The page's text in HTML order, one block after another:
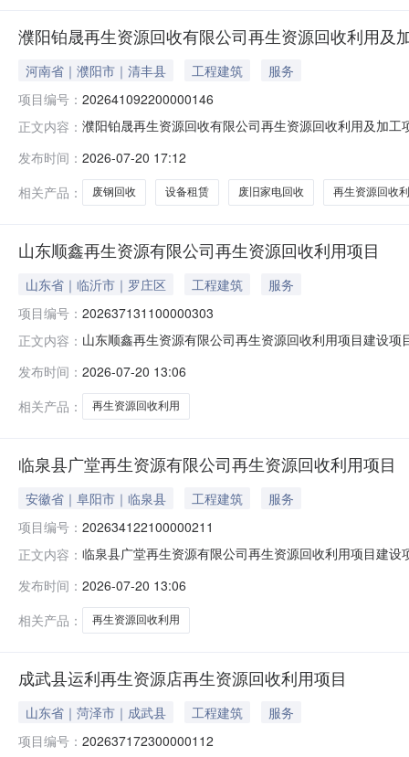
濮阳铂晟再生资源回收有限公司再生资源回收利用及
河南省｜濮阳市｜清丰县 工程建筑
服务
项目编号： 202641092200000146
正文内容： 濮阳铂晟再生资源回收有限公司再生资源回收利用及加
投资(万元)200环保投资(万元)5拟投入生产运营日期
属
发布时间： 2026-07-20 17:12
相关产品：
废钢回收 设备租赁 废旧家电回收 再生资源回收
山东顺鑫再生资源有限公司再生资源回收利用项目
山东省｜临沂市｜罗庄区 工程建筑
服务
项目编号： 202637131100000303
正文内容： 山东顺鑫再生资源有限公司再生资源回收利用项目建设
投入生产运营日期2026-07-20建设性质新建备案依据该
发布时间： 2026-07-20 13:06
相关产品：
再生资源回收利用
临泉县广堂再生资源有限公司再生资源回收利用项目
安徽省｜阜阳市｜临泉县 工程建筑
服务
项目编号： 202634122100000211
正文内容： 临泉县广堂再生资源有限公司再生资源回收利用项目建
拟投入生产运营日期2026-07-20建设性质新建备案依据
发布时间： 2026-07-20 13:06
相关产品：
再生资源回收利用
成武县运利再生资源店再生资源回收利用项目
山东省｜菏泽市｜成武县 工程建筑
服务
项目编号： 202637172300000112